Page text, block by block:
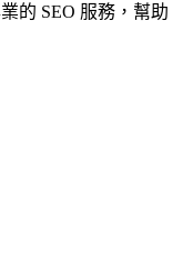
的 SEO 服務，幫助